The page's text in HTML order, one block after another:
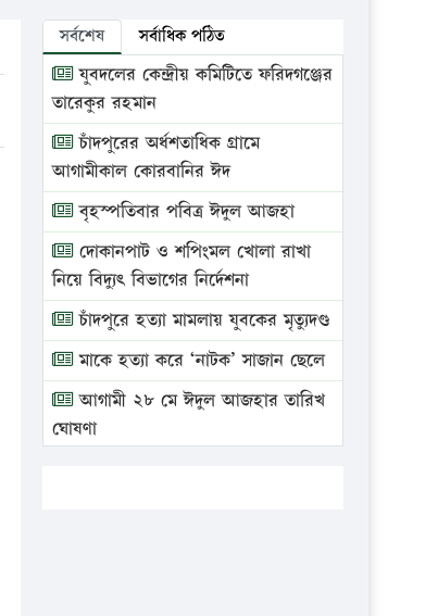
সর্বশেষ সর্বাধিক পঠিত
যুবদলের কেন্দ্রীয় কমিটিতে ফরিদগঞ্জের
তারেকুর রহমান
চাঁদপুরের অর্ধশতাধিক গ্রামে
আগামীকাল কোরবানির ঈদ
বৃহস্পতিবার পবিত্র ঈদুল আজহা
দোকানপাট ও শপিংমল খোলা রাখা
নিয়ে বিদ্যুৎ বিভাগের নির্দেশনা
চাঁদপুরে হত্যা মামলায় যুবকের মৃত্যুদণ্ড
মাকে হত্যা করে ‘নাটক’ সাজান ছেলে
আগামী ২৮ মে ঈদুল আজহার তারিখ
ঘোষণা